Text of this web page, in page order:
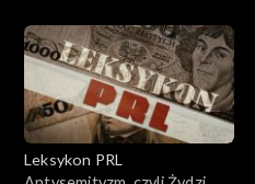
świata
Leksykon PRL